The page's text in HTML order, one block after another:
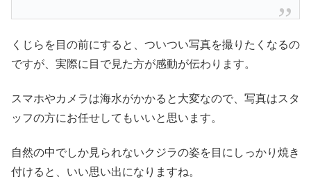
くじらを目の前にすると、ついつい写真を撮りたくなるの
ですが、実際に目で見た方が感動が伝わります。
スマホやカメラは海水がかかると大変なので、写真はスタ
ッフの方にお任せしてもいいと思います。
自然の中でしか見られないクジラの姿を目にしっかり焼き
付けると、いい思い出になりますね。